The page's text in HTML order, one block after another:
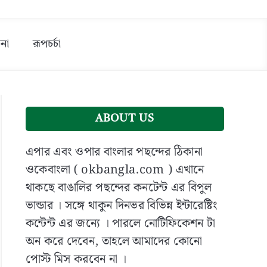
রূপচর্চা
ABOUT US
এপার এবং ওপার বাংলার পছন্দের ঠিকানা
ওকেবাংলা ( okbangla.com ) এখানে
থাকছে বাঙালির পছন্দের কনটেন্ট এর বিপুল
ভান্ডার । সঙ্গে থাকুন দিনভর বিভিন্ন ইন্টারেষ্টিং
কন্টেন্ট এর জন্যে । পারলে নোটিফিকেশন টা
অন করে দেবেন, তাহলে আমাদের কোনো
পোস্ট মিস করবেন না ।